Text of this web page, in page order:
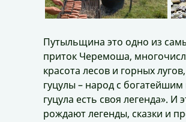
Путыльщина это одно из
приток Черемоша,
красота лесов и горных
гуцулы – народ с
гуцула есть своя легенда».
рождают легенды, сказки и